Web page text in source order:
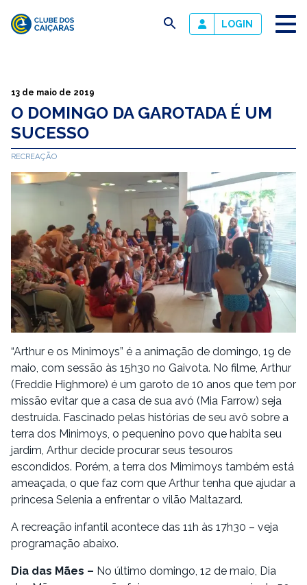
Caiçaras
busca LOGIN
13 de maio de 2019
O DOMINGO DA GAROTADA É UM
SUCESSO
RECREAÇÃO
“Arthur e os Minimoys” é a animação de domingo, 19 de
maio, com sessão às 15h30 no Gaivota. No filme, Arthur
(Freddie Highmore) é um garoto de 10 anos que tem por
missão evitar que a casa de sua avó (Mia Farrow) seja
destruída. Fascinado pelas histórias de seu avô sobre a
terra dos Minimoys, o pequenino povo que habita seu
jardim, Arthur decide procurar seus tesouros
escondidos. Porém, a terra dos Mimimoys também está
ameaçada, o que faz com que Arthur tenha que ajudar a
princesa Selenia a enfrentar o vilão Maltazard.
A recreação infantil acontece das 11h às 17h30 – veja
programação abaixo.
Dia das Mães – No último domingo, 12 de maio, Dia